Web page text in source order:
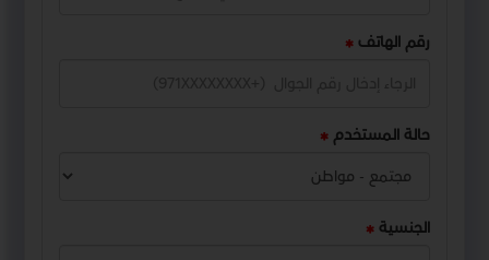
رقم الهاتف
حالة المستخدم
الجنسية